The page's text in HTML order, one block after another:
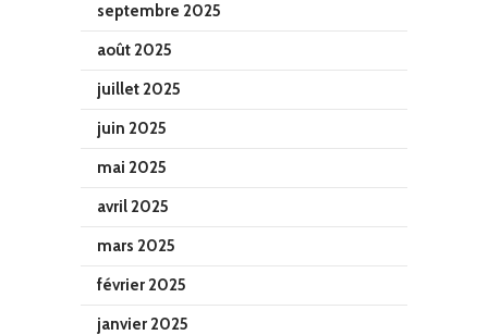
septembre 2025
août 2025
juillet 2025
juin 2025
mai 2025
avril 2025
mars 2025
février 2025
janvier 2025